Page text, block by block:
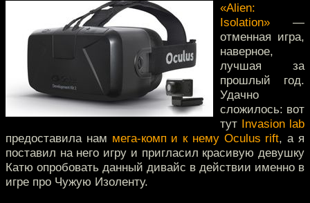
«Alien:
Isolation» —
отменная игра,
наверное,
лучшая за
прошлый год.
Удачно
сложилось: вот
тут Invasion lab
предоставила нам мега-комп и к нему Oculus rift, а я
поставил на него игру и пригласил красивую девушку
Катю опробовать данный дивайс в действии именно в
игре про Чужую Изоленту.